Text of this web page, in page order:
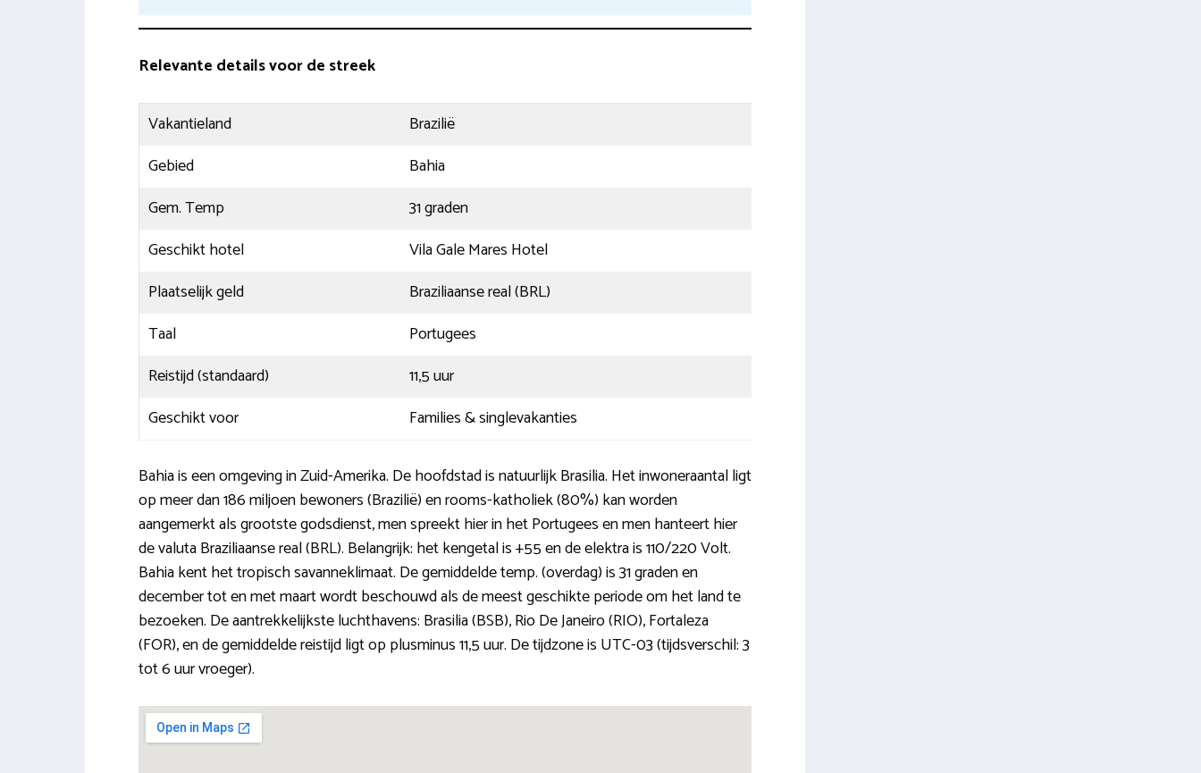
Relevante details voor de streek
Vakantieland
Brazilië
Gebied
Bahia
Gem. Temp
31 graden
Geschikt hotel
Vila Gale Mares Hotel
Plaatselijk geld
Braziliaanse real (BRL)
Taal
Portugees
Reistijd (standaard)
11,5 uur
Geschikt voor
Families & singlevakanties
Bahia is een omgeving in Zuid-Amerika. De hoofdstad is natuurlijk Brasilia. Het inwoneraantal ligt
op meer dan 186 miljoen bewoners (Brazilië) en rooms-katholiek (80%) kan worden
aangemerkt als grootste godsdienst, men spreekt hier in het Portugees en men hanteert hier
de valuta Braziliaanse real (BRL). Belangrijk: het kengetal is +55 en de elektra is 110/220 Volt.
Bahia kent het tropisch savanneklimaat. De gemiddelde temp. (overdag) is 31 graden en
december tot en met maart wordt beschouwd als de meest geschikte periode om het land te
bezoeken. De aantrekkelijkste luchthavens: Brasilia (BSB), Rio De Janeiro (RIO), Fortaleza
(FOR), en de gemiddelde reistijd ligt op plusminus 11,5 uur. De tijdzone is UTC-03 (tijdsverschil: 3
tot 6 uur vroeger).